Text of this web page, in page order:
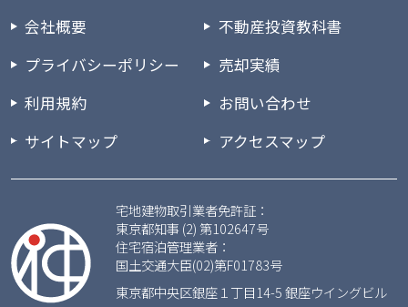
会社概要
プライバシーポリシー
利用規約
サイトマップ
不動産投資教科書
売却実績
お問い合わせ
アクセスマップ
宅地建物取引業者免許証：
東京都知事 (2) 第102647号
住宅宿泊管理業者：
国土交通大臣(02)第F01783号
東京都中央区銀座１丁目14-5 銀座ウイングビル